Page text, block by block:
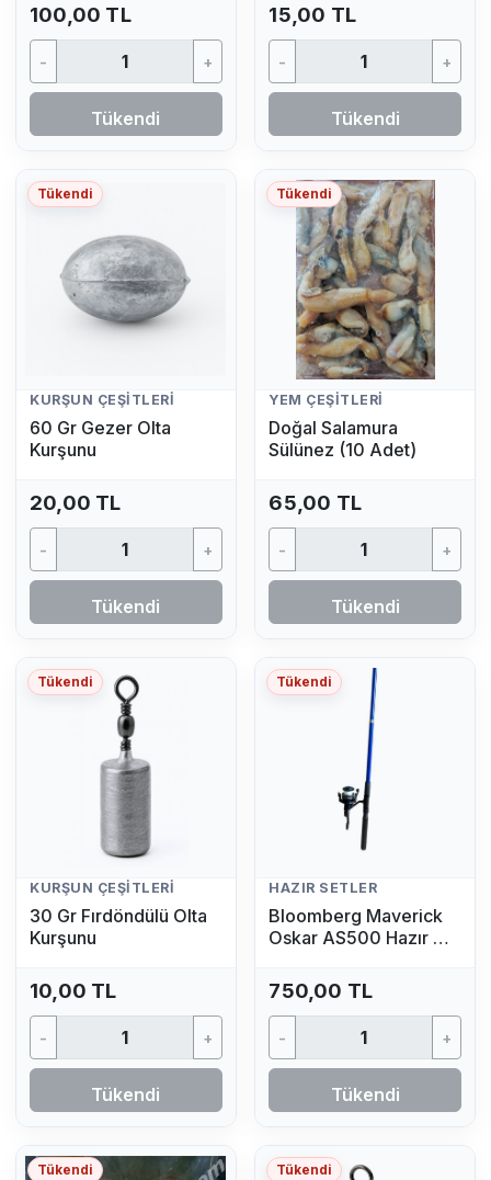
100,00 TL
- +
Tükendi
15,00 TL
- +
Tükendi
Tükendi
KURŞUN ÇEŞITLERI
60 Gr Gezer Olta
Kurşunu
20,00 TL
- +
Tükendi
Tükendi
YEM ÇEŞITLERI
Doğal Salamura
Sülünez (10 Adet)
65,00 TL
- +
Tükendi
Tükendi
KURŞUN ÇEŞITLERI
30 Gr Fırdöndülü Olta
Kurşunu
10,00 TL
- +
Tükendi
Tükendi
HAZIR SETLER
Bloomberg Maverick
Oskar AS500 Hazır Av
GR)
750,00 TL
- +
Tükendi
Tükendi Tükendi